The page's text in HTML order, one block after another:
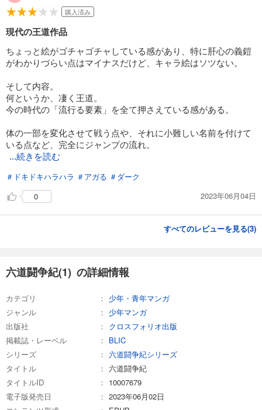
購入済み
現代の王道作品
ちょっと絵がゴチャゴチャしている感があり、特に肝心の義鎧
がわかりづらい点はマイナスだけど、キャラ絵はソツない。
そして内容。
何というか、凄く王道。
今の時代の「流行る要素」を全て押さえている感がある。
体の一部を変化させて戦う点や、それに小難しい名前を付けて
いる点など、完全にジャンプの流れ。
...続きを読む
＃ドキドキハラハラ ＃アガる ＃ダーク
0
2023年06月04日
すべてのレビューを見る(3)
六道闘争紀(1) の詳細情報
カテゴリ
少年・青年マンガ
ジャンル
少年マンガ
出版社
クロスフォリオ出版
掲載誌・レーベル
BLIC
シリーズ
六道闘争紀シリーズ
タイトル
六道闘争紀
タイトルID
10007679
電子版発売日
2023年06月02日